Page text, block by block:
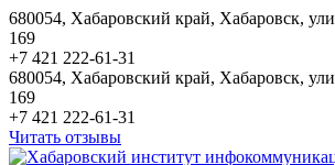
680054, Хабаровский край, Хабаровск,
169
+7 421 222-61-31
680054, Хабаровский край, Хабаровск,
169
+7 421 222-61-31
Читать отзывы